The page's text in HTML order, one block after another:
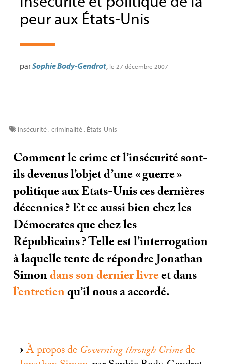
peur aux États-Unis
parSophie Body-Gendrot, le 27 décembre 2007
insécurité,criminalité, États-Unis
Comment le crime et l’insécurité sont-
ils devenus l’objet d’une «guerre»
politique aux Etats-Unis ces dernières
décennies? Et ce aussi bien chez les
Démocrates que chez les
Républicains? Telle est l’interrogation
à laquelle tente de répondre Jonathan
Simondans son dernier livreet dans
l’entretienqu’il nous a accordé.
À propos deGoverning through Crimede